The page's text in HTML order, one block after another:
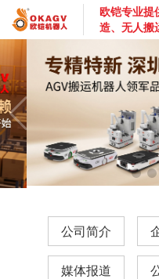
欧铠专业提
造、无人搬
公司简介
媒体报道